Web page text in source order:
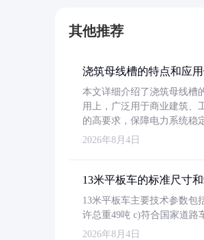
其他推荐
浇筑母线槽的特点和应
本文详细介绍了浇筑母线槽
用上，广泛用于商业建筑、
的高要求，保障电力系统稳
2026年8月4日
13米平板车的标准尺寸
13米平板车主要技术参数包
许总重49吨 c)符合国家道路
2026年8月4日